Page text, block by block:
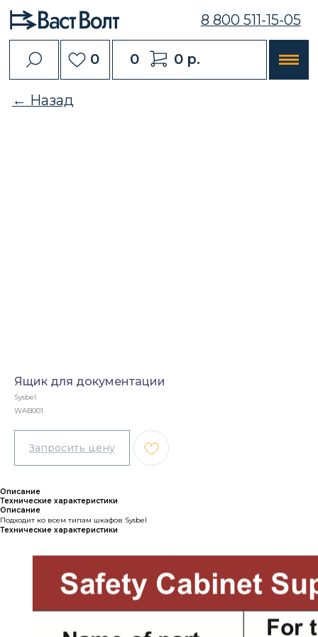
0
8 800 511-15-05
0 р.
0
← Назад
Ящик для документации
Sysbel
WAB001
Описание
Технические характеристики
Описание
Подходит ко всем типам шкафов Sysbel
Технические характеристики